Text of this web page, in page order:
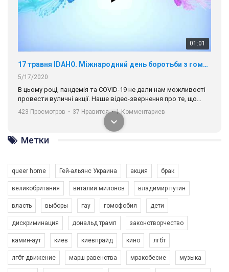
01:01
17 травня IDAHO. Міжнародний день боротьби з гомофобією трансфобією і біфобія.
5/17/2020
В цьому році, пандемія та COVІD-19 не дали нам можливості
провести вуличні акції. Наше відео-звернення про те, що
навіть коли ми у різних містах та не можемо зустрінеться, ми
разом. Ми закликаємо всіх хто поділяє цінності рівності та
солідарності, приєднатися до нас. Регіональні підрозділи
ГАУ є в 16 областях України.
Разом наш голос лунає гучніше!
423 Просмотров • 37 Нравится • 1 Комментариев
Зупинимо насильство проти ЛГБТ в Україні! Stop violence against LGBT in Ukraine!
Метки
queer home Гей-альянс Украина акция брак
великобритания виталий милонов владимир путин
власть выборы гау гомофобия дети
дискриминация дональд трамп законотворчество
камин-аут киев киевпрайд кино лгбт
лгбт-движение марш равенства мракобесие музыка